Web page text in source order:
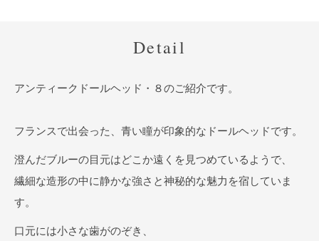
Detail
アンティークドールヘッド・８のご紹介です。
フランスで出会った、青い瞳が印象的なドールヘッドです。
澄んだブルーの目元はどこか遠くを見つめているようで、
繊細な造形の中に静かな強さと神秘的な魅力を宿していま
す。
口元には小さな歯がのぞき、